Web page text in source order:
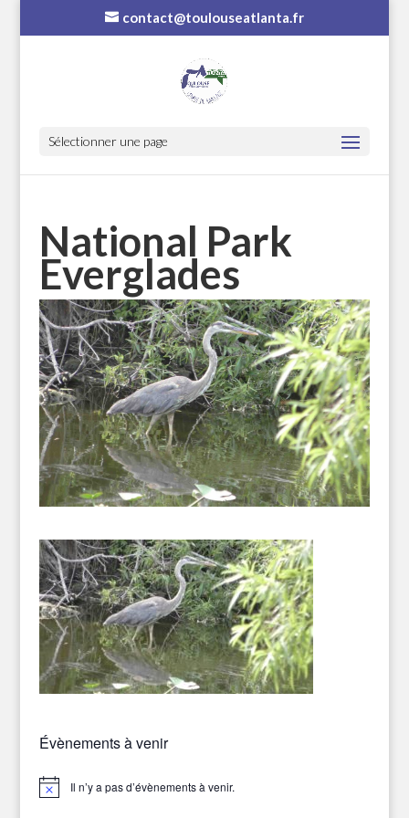
contact@toulouseatlanta.fr
Sélectionner une page
National Park
Everglades
Évènements à venir
Notice Il n’y a pas d’évènements à venir.